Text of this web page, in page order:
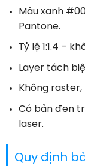
Màu xanh
Pantone.
Tỷ lệ 1:1.4 –
Layer tách
Không raster,
Có bản đen
laser.
Quy định